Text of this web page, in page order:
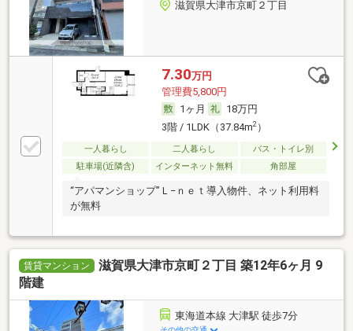
滋賀県大津市京町２丁目
7.30万円
管理費5,800円
1ヶ月
18万円
3階 / 1LDK（37.84m2）
一人暮らし 二人暮らし
バス・トイレ別
駐車場(近隣含)
インターネット無料 角部屋
“アパマンショップ”Ｌ−ｎｅｔ導入物件、ネット利用料
が無料
賃貸マンション
滋賀県大津市京町２丁目 築12年6ヶ月 9
階建
東海道本線 大津駅 徒歩7分